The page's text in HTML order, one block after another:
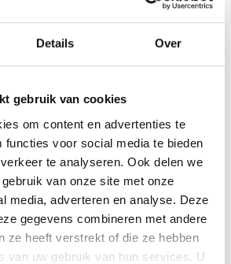
Details Over
gebruik van cookies
om content en advertenties te
functies voor social media te bieden
te analyseren. Ook delen we
van onze site met onze
media, adverteren en analyse. Deze
gegevens combineren met andere
ze heeft verstrekt of die ze hebben
van uw gebruik van hun services. U